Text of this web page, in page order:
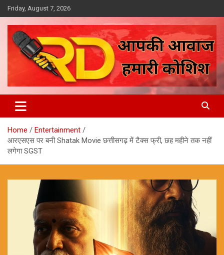
Skip
to
content
Friday, August 7, 2026
Reporter Diaries
Home
Entertainment
आरएसएस पर बनी Shatak Movie छत्तीसगढ़ में टैक्स फ्री, छह महीने तक नहीं
लगेगा SGST